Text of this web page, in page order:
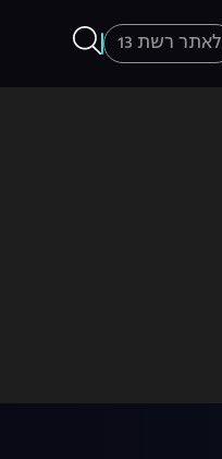
לאתר רשת 13